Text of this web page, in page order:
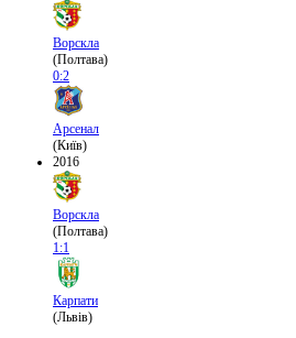
Ворскла
(Полтава)
0:2
Арсенал
(Київ)
2016
Ворскла
(Полтава)
1:1
Карпати
(Львів)